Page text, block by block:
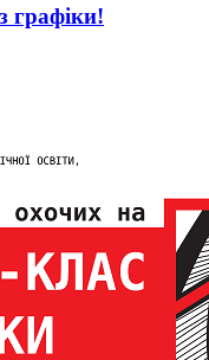
графіки!